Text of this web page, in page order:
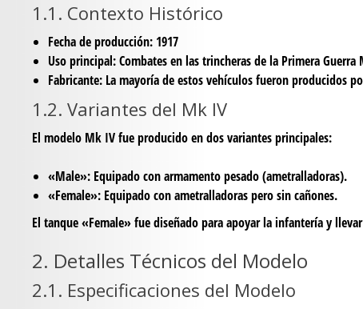
1.1. Contexto Histórico
Fecha de producción: 1917
Uso principal: Combates en las trincheras de la Primera Guerra
Fabricante: La mayoría de estos vehículos fueron producidos
1.2. Variantes del Mk IV
El modelo Mk IV fue producido en dos variantes principales:
«Male»: Equipado con armamento pesado (ametralladoras).
«Female»: Equipado con ametralladoras pero sin cañones.
El tanque «Female» fue diseñado para apoyar la infantería y
2. Detalles Técnicos del Modelo
2.1. Especificaciones del Modelo